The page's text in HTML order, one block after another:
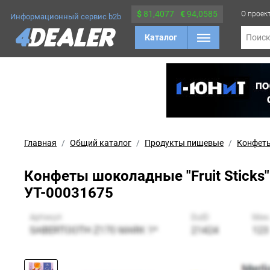
Информационный сервис b2b $ 81,4077 €94,0585
Каталог
О
Поиск
Главная Общий каталог Продукты пищевые
Конфеты шоколадные "Fruit
УТ-00031675